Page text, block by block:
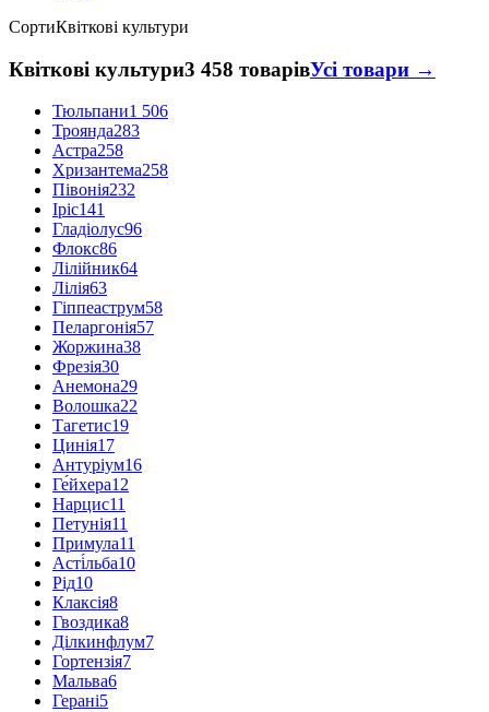
СортиКвіткові культури
Квіткові культури3 458 товарівУсі товари →
Тюльпани1 506
Троянда283
Астра258
Хризантема258
Півонія232
Іріс141
Гладіолус96
Флокс86
Лілійник64
Лілія63
Гіппеаструм58
Пеларгонія57
Жоржина38
Фрезія30
Анемона29
Волошка22
Тагетис19
Цинія17
Антуріум16
Ге́йхера12
Нарцис11
Петунія11
Примула11
Асті́льба10
Рід10
Клаксія8
Гвоздика8
Ділкинфлум7
Гортензія7
Мальва6
Герані5